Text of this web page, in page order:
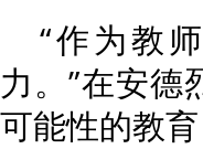
“作为教
力。”在安德
可能性的教